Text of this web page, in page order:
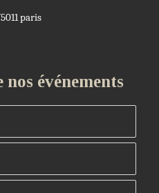
paris
événements